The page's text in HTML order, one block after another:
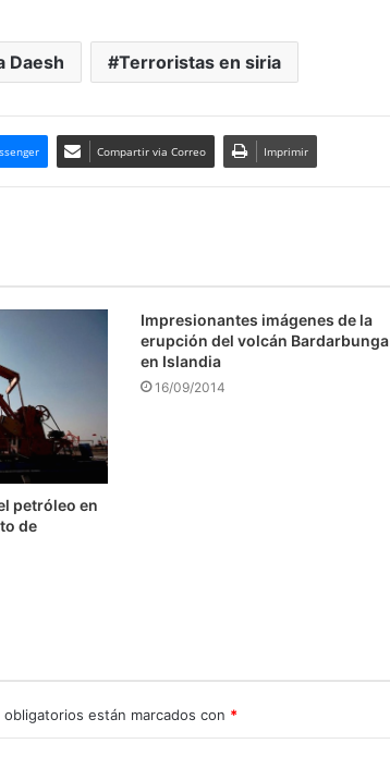
Daesh Terroristas en siria
Compartir via Correo Imprimir
petróleo en
de
Impresionantes imágenes de la
erupción del volcán Bardarbunga
en Islandia
16/09/2014
obligatorios están marcados con *